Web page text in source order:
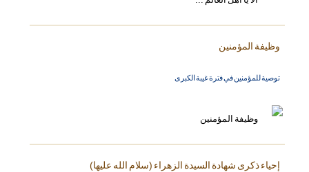
وظيفة المؤمنين
توصية للمؤمنين في فترة غيبة الكبرى
إحياء ذكرى شهادة السيدة الزهراء (سلام الله عليها)